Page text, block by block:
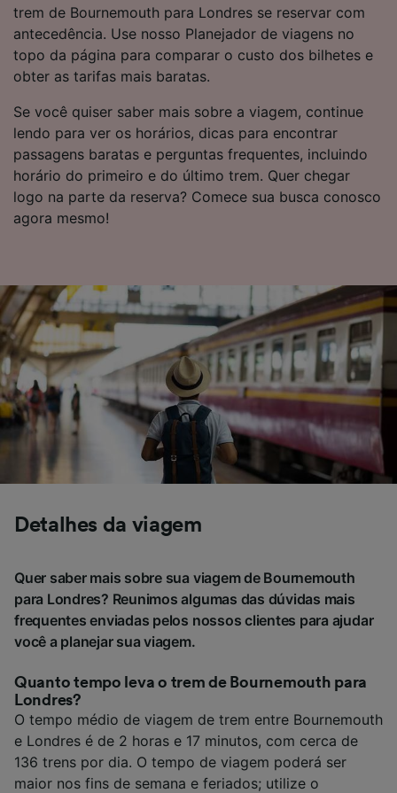
trem de Bournemouth para Londres se reservar com
antecedência. Use nosso Planejador de viagens no
topo da página para comparar o custo dos bilhetes e
obter as tarifas mais baratas.
Se você quiser saber mais sobre a viagem, continue
lendo para ver os horários, dicas para encontrar
passagens baratas e perguntas frequentes, incluindo
horário do primeiro e do último trem. Quer chegar
logo na parte da reserva? Comece sua busca conosco
agora mesmo!
Detalhes da viagem
Quer saber mais sobre sua viagem de Bournemouth
para Londres? Reunimos algumas das dúvidas mais
frequentes enviadas pelos nossos clientes para ajudar
você a planejar sua viagem.
Quanto tempo leva o trem de Bournemouth para
Londres?
O tempo médio de viagem de trem entre Bournemouth
e Londres é de 2 horas e 17 minutos, com cerca de
136 trens por dia. O tempo de viagem poderá ser
maior nos fins de semana e feriados; utilize o